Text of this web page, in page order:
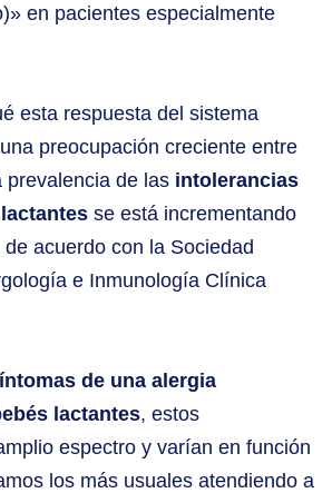
en pacientes especialmente
esta respuesta del sistema
preocupación creciente entre
prevalencia de las intolerancias
se está incrementando
acuerdo con la Sociedad
e Inmunología Clínica
de una alergia
lactantes, estos
espectro y varían en función
los más usuales atendiendo a